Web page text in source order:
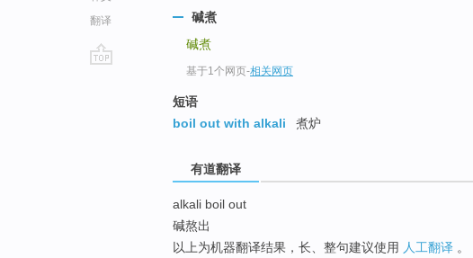
翻译
碱煮
碱煮
基于1个网页-相关网页
短语
boil out with alkali
煮炉
有道翻译
alkali boil out
碱熬出
以上为机器翻译结果，长、整句建议使用 人工翻译 。